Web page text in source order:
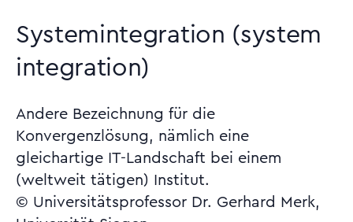
Systemintegration (system
integration)
Andere Bezeichnung für die
Konvergenzlösung, nämlich eine
gleichartige IT-Landschaft bei einem
(weltweit tätigen) Institut.
© Universitätsprofessor Dr. Gerhard Merk,